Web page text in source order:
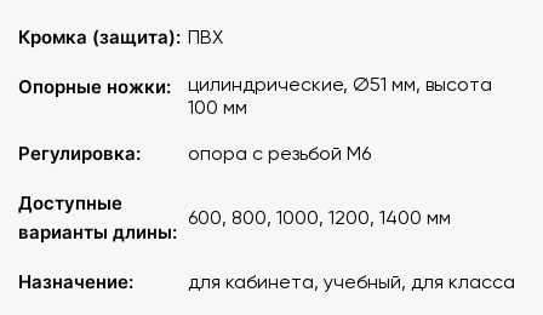
Кромка (защита): ПВХ
Опорные ножки:
цилиндрические, Ø51 мм, высота
100 мм
Регулировка:
опора с резьбой М6
Доступные
варианты длины:
600, 800, 1000, 1200, 1400 мм
Назначение: для кабинета, учебный, для класса